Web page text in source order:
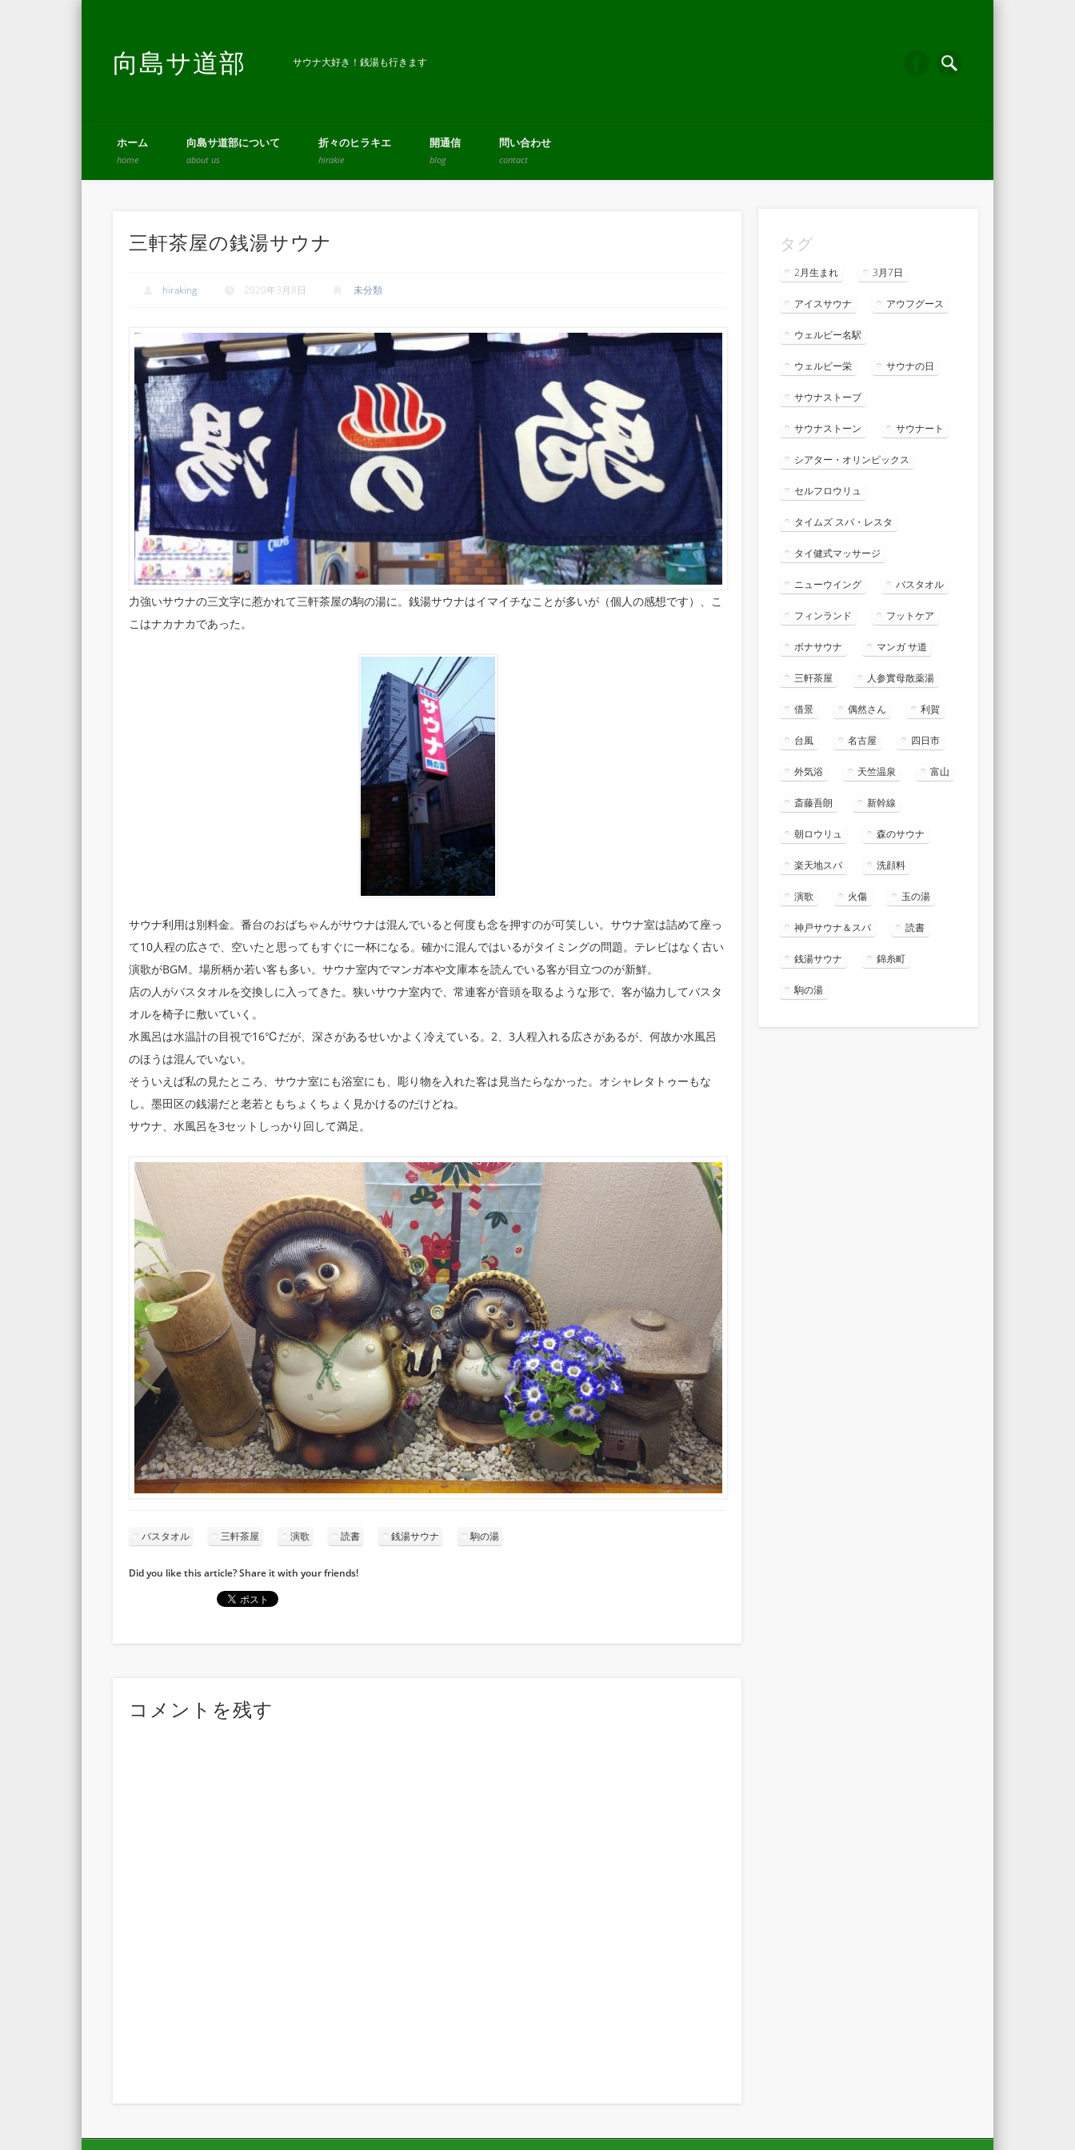
向島サ道部 サウナ大好き！銭湯も行きます
Facebook
ホーム
home
向島サ道部について
about us
折々のヒラキエ
hirakie
開通信
blog
問い合わせ
contact
三軒茶屋の銭湯サウナ
hiraking 2020年3月8日 未分類
力強いサウナの三文字に惹かれて三軒茶屋の駒の湯に。銭湯サウナはイマイチなことが多いが（個人の感想です）、こ
こはナカナカであった。
サウナ利用は別料金。番台のおばちゃんがサウナは混んでいると何度も念を押すのが可笑しい。サウナ室は詰めて座っ
て10人程の広さで、空いたと思ってもすぐに一杯になる。確かに混んではいるがタイミングの問題。テレビはなく古い
演歌がBGM。場所柄か若い客も多い。サウナ室内でマンガ本や文庫本を読んでいる客が目立つのが新鮮。
店の人がバスタオルを交換しに入ってきた。狭いサウナ室内で、常連客が音頭を取るような形で、客が協力してバスタ
オルを椅子に敷いていく。
水風呂は水温計の目視で16℃だが、深さがあるせいかよく冷えている。2、3人程入れる広さがあるが、何故か水風呂
のほうは混んでいない。
そういえば私の見たところ、サウナ室にも浴室にも、彫り物を入れた客は見当たらなかった。オシャレタトゥーもな
し。墨田区の銭湯だと老若ともちょくちょく見かけるのだけどね。
サウナ、水風呂を3セットしっかり回して満足。
バスタオル 三軒茶屋 演歌 読書 銭湯サウナ 駒の湯
Did you like this article? Share it with your friends!
コメントを残す
タグ
2月生まれ 3月7日
アイスサウナ アウフグース
ウェルビー名駅
ウェルビー栄 サウナの日
サウナストーブ
サウナストーン サウナート
シアター・オリンピックス
セルフロウリュ
タイムズ スパ・レスタ
タイ健式マッサージ
ニューウイング バスタオル
フィンランド フットケア
ボナサウナ マンガ サ道
三軒茶屋 人参實母散薬湯
借景 偶然さん 利賀
台風 名古屋 四日市
外気浴 天竺温泉 富山
斎藤吾朗 新幹線
朝ロウリュ 森のサウナ
楽天地スパ 洗顔料
演歌 火傷 玉の湯
神戸サウナ＆スパ 読書
銭湯サウナ 錦糸町
駒の湯